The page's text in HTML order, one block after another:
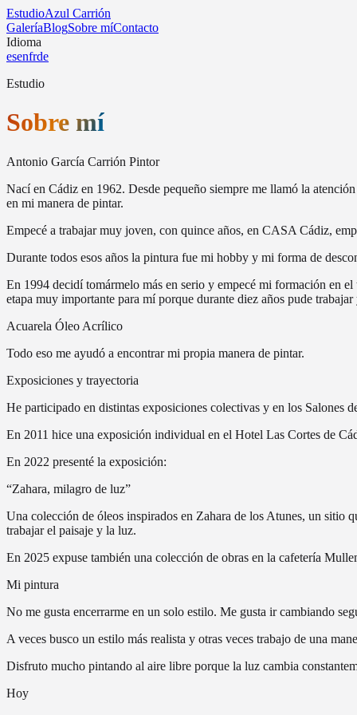
EstudioAzul Carrión
GaleríaBlogSobre míContacto
Idioma
esenfrde
Estudio
Sobre mí
Antonio García Carrión Pintor
Nací en Cádiz en 1962. Desde pequeño siempre me llamó la
en mi manera de pintar.
Empecé a trabajar muy joven, con quince años, en CASA Cádiz,
Durante todos esos años la pintura fue mi hobby y mi forma de
En 1994 decidí tomármelo más en serio y empecé mi formación en
etapa muy importante para mí porque durante diez años pude
Acuarela Óleo Acrílico
Todo eso me ayudó a encontrar mi propia manera de pintar.
Exposiciones y trayectoria
He participado en distintas exposiciones colectivas y en los Salones
En 2011 hice una exposición individual en el Hotel Las Cortes de
En 2022 presenté la exposición:
“Zahara, milagro de luz”
Una colección de óleos inspirados en Zahara de los Atunes, un sitio
trabajar el paisaje y la luz.
En 2025 expuse también una colección de obras en la cafetería
Mi pintura
No me gusta encerrarme en un solo estilo. Me gusta ir cambiando
A veces busco un estilo más realista y otras veces trabajo de una
Disfruto mucho pintando al aire libre porque la luz cambia
Hoy